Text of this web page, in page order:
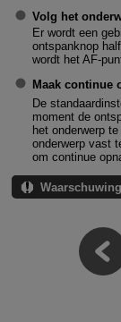
Volg het
Er wordt een
ontspanknop
wordt het AF-
Maak continue
De
moment de
het onderwerp
onderwerp vast
om continue
Waarschuwing